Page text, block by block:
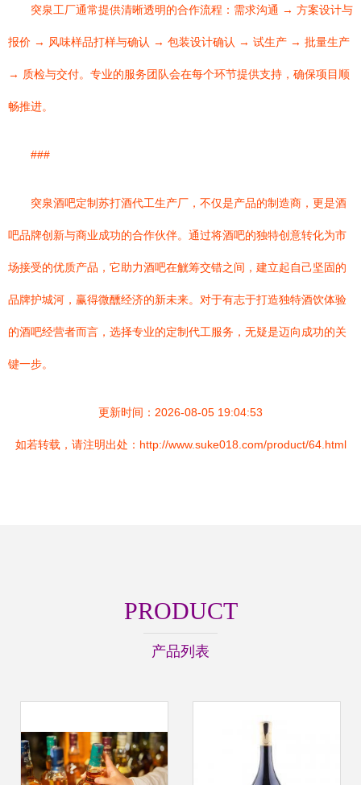
突泉工厂通常提供清晰透明的合作流程：需求沟通 → 方案设计与
报价 → 风味样品打样与确认 → 包装设计确认 → 试生产 → 批量生产
→ 质检与交付。专业的服务团队会在每个环节提供支持，确保项目顺
畅推进。
###
突泉酒吧定制苏打酒代工生产厂，不仅是产品的制造商，更是酒
吧品牌创新与商业成功的合作伙伴。通过将酒吧的独特创意转化为市
场接受的优质产品，它助力酒吧在觥筹交错之间，建立起自己坚固的
品牌护城河，赢得微醺经济的新未来。对于有志于打造独特酒饮体验
的酒吧经营者而言，选择专业的定制代工服务，无疑是迈向成功的关
键一步。
更新时间：2026-08-05 19:04:53
如若转载，请注明出处：http://www.suke018.com/product/64.html
PRODUCT
产品列表